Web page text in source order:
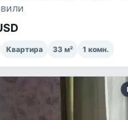
Квартира 33 м² 1 комн.